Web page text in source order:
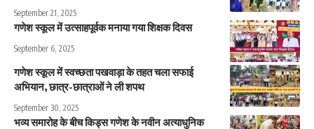
September 21, 2025
गणेश स्कूल में उत्साहपूर्वक मनाया गया शिक्षक दिवस
September 6, 2025
गणेश स्कूल में स्वच्छता पखवाड़ा के तहत चला सफाई
अभियान, छात्र-छात्राओं ने ली शपथ
September 30, 2025
भव्य समारोह के बीच किड्स गणेश के नवीन अत्याधुनिक